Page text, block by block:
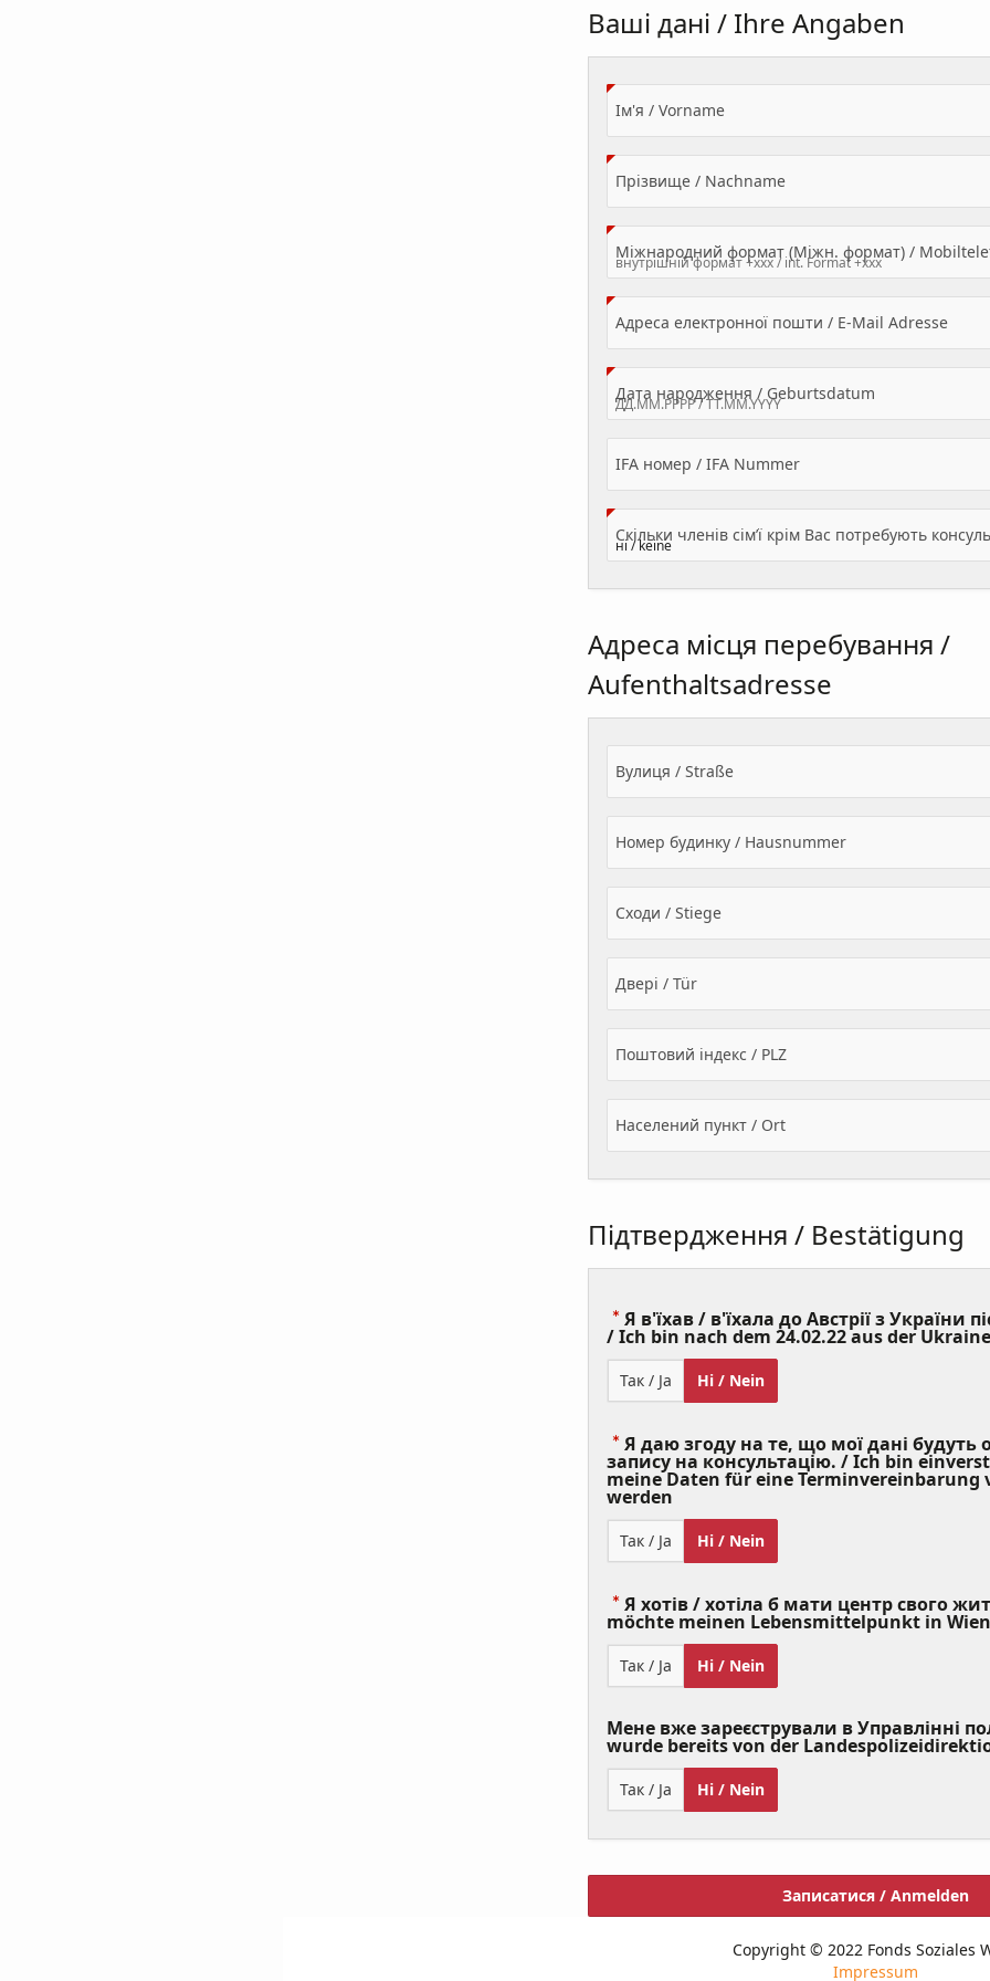
Ваші дані / Ihre Angaben
Ім'я / Vorname(Value Required)
Прізвище / Nachname(Value Required)
Міжнародний формат (Міжн. формат) /
Адреса електронної пошти / E-Mail Adresse
Дата народження / Geburtsdatum
IFA номер / IFA Nummer
Адреса місця перебування /
Aufenthaltsadresse
Вулиця / Straße
Номер будинку / Hausnummer
Сходи / Stiege
Двері / Tür
Поштовий індекс / PLZ
Населений пункт / Ort
Підтвердження / Bestätigung
Я в'їхав / в'їхала до Австрії з України
/ Ich bin nach dem 24.02.22 aus der
Так / Ja Ні / Nein
Я даю згоду на те, що мої дані будуть
запису на консультацію. / Ich bin
meine Daten für eine Terminvereinbarung
werden
Required)
Так / Ja Ні / Nein
Я хотів / хотіла б мати центр свого
möchte meinen Lebensmittelpunkt in
Так / Ja Ні / Nein
Мене вже зареєстрували в Управлінні
wurde bereits von der
Так / Ja Ні / Nein
Записатися / Anmelden
Copyright © 2022 Fonds Soziales
Impressum